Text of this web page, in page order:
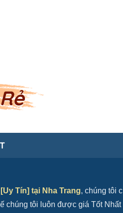
Tín] tại Nha Trang, chúng tôi
chúng tôi luôn được giá Tốt